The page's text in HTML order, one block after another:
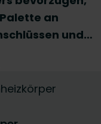
an
und
eine einfache
unabhängig
Die profilierte